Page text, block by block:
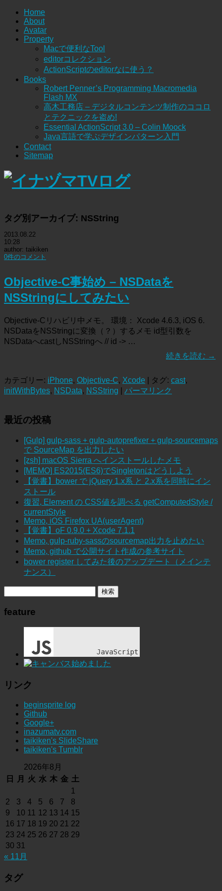
Home
About
Avatar
Property
Macで便利なTool
editorコレクション
ActionScriptのeditorなに使う？
Books
Robert Penner’s Programming Macromedia
Flash MX
高木工務店 – デジタルコンテンツ制作のココロ
とテクニックを盗め!
Essential ActionScript 3.0 – Colin Moock
Java言語で学ぶデザインパターン入門
Contact
Sitemap
タグ別アーカイブ: NSString
2013.08.22
10:28
author: taikiken
0件のコメント
Objective-C事始め – NSDataを
NSStringにしてみたい
Objective-Cリハビリ中メモ。 環境： Xcode 4.6.3, iOS 6.
NSDataをNSStringに変換（？）するメモ id型引数を
NSDataへcastしNSStringへ // id -> …
続きを読む →
カテゴリー: iPhone, Objective-C, Xcode | タグ: cast,
initWithBytes, NSData, NSString パーマリンク
最近の投稿
[Gulp] gulp-sass + gulp-autoprefixer + gulp-sourcemaps
で SourceMap を出力したい
[zsh] macOS Sierra へインストールしたメモ
[MEMO] ES2015(ES6)でSingletonはどうしよう
【覚書】bower で jQuery 1.x系 と 2.x系を同時にイン
ストール
復習, Element の CSS値を調べる getComputedStyle /
currentStyle
Memo, iOS Firefox UA(userAgent)
【覚書】oF 0.9.0 + Xcode 7.1.1
Memo, gulp-ruby-sassのsourcemap出力を止めたい
Memo, github で公開サイト作成の参考サイト
bower register してみた後のアップデート（メインテ
ナンス）
feature
リンク
beginsprite log
Github
Google+
inazumatv.com
taikiken's SlideShare
taikiken's Tumblr
2026年8月
日
月 火 水 木 金 土
1
2
3 4 5 6 7
8
9
10 11 12 13 14 15
16 17 18 19 20 21 22
23 24 25 26 27 28 29
30 31
« 11月
タグ